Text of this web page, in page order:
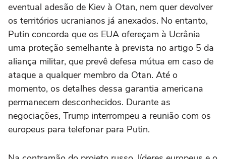
eventual adesão de Kiev à Otan, nem quer devolver
os territórios ucranianos já anexados. No entanto,
Putin concorda que os EUA ofereçam à Ucrânia
uma proteção semelhante à prevista no artigo 5 da
aliança militar, que prevê defesa mútua em caso de
ataque a qualquer membro da Otan. Até o
momento, os detalhes dessa garantia americana
permanecem desconhecidos. Durante as
negociações, Trump interrompeu a reunião com os
europeus para telefonar para Putin.